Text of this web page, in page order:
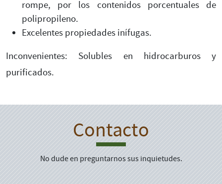
rompe, por los contenidos porcentuales de
polipropileno.
Excelentes propiedades inífugas.
Inconvenientes: Solubles en hidrocarburos y
purificados.
Contacto
No dude en preguntarnos sus inquietudes.